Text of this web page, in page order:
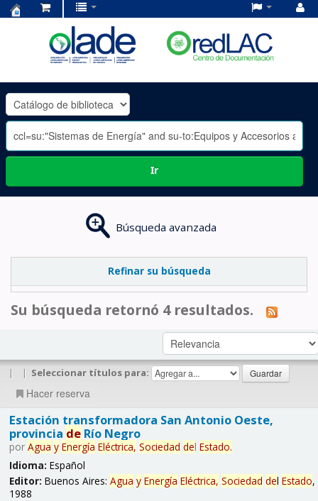
OLADE
-
Ir
Búsqueda avanzada
Refinar su búsqueda
Su búsqueda retornó 4 resultados.
| | Seleccionar títulos para:
Hacer reserva
Estación transformadora San Antonio Oeste,
provincia deRío Negro
por Agua y Energía Eléctrica, Sociedad del Estado.
Idioma: Español
Editor: Buenos Aires: Agua y Energía Eléctrica, Sociedad del Estado,
1988